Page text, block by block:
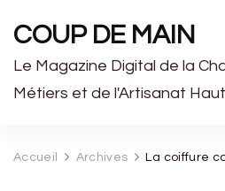
COUP DE MAIN
Le Magazine Digital de la
Métiers et de l'Artisanat
Accueil Archives La coiffure